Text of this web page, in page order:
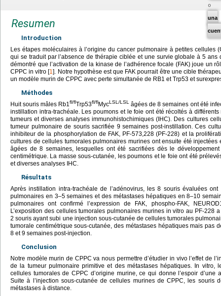
una
Resumen
Introduction
Les étapes moléculaires à l’origine du cancer pulmonaire à petites cellules
qui se traduit par l’absence de thérapie ciblée et une survie globale à 5
démontré que l’activation de la kinase de l’adhérence focale (FAK) joue un
CPPC in vitro [1]. Notre hypothèse est que FAK pourrait être une cible
un modèle murin de CPPC avec perte simultanée de RB1 et Trp53 et
Méthodes
Huit souris mâles Rb1fl/flTrp53fl/flMycLSL/LSL
âgées de 8 semaines ont été
instillation intra-trachéale. Les poumons et le foie ont été récoltés à
tumeurs et diverses analyses immunohistochimiques (IHC). Des cultures
tumeur pulmonaire de souris sacrifiée 9 semaines post-instillation. Ces
inhibiteur de la phosphorylation de FAK, PF-573,228 (PF-228) et la
cultures de cellules tumorales pulmonaires murines ont ensuite été
âgées de 8 semaines, lesquelles ont été sacrifiées dès le développement
centimétrique. La masse sous-cutanée, les poumons et le foie ont été
et diverses analyses IHC.
Résultats
Après instillation intra-trachéale de l’adénovirus, les 8 souris évaluées
pulmonaires en 3–5 semaines et des métastases hépatiques en 8–10
pulmonaires ont confirmé l’expression de FAK, phospho-FAK,
L’exposition des cellules tumorales pulmonaires murines in vitro au PF-228
2 souris ayant subi une injection sous-cutanée de cellules tumorales
tumorale centimétrique sous-cutanée, des métastases hépatiques mais pas
8 et 9 semaines post-injection.
Conclusion
Notre modèle murin de CPPC va nous permettre d’étudier in vivo l’effet de
de la tumeur pulmonaire primitive et des métastases hépatiques. In vitro,
cellules tumorales de CPPC d’origine murine, ce qui donne l’espoir d’une
Suite à l’injection sous-cutanée de cellules murines de CPPC, les souris
métastases à distance.